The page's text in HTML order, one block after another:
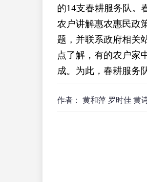
的14支春耕服务队。
农户讲解惠农惠民政
题，并联系政府相关
点了解，有的农户家
成。为此，春耕服务
作者： 黄和萍 罗时佳 黄